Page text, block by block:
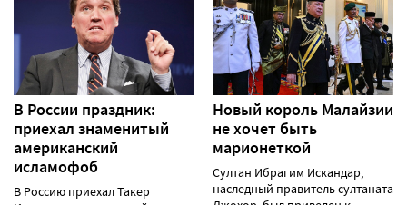
В России праздник:
приехал знаменитый
американский
исламофоб
В Россию приехал Такер
Новый король Малайзии
не хочет быть
марионеткой
Султан Ибрагим Искандар,
наследный правитель султаната